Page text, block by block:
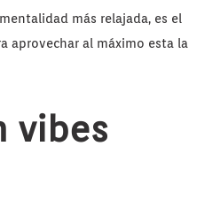
más relajada, es el
aprovechar al máximo esta la
vibes